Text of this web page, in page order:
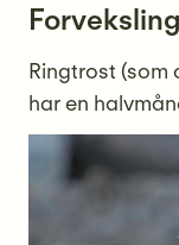
Ringtrost (som
har en